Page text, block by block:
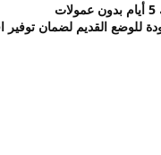
للوضع القديم لضمان